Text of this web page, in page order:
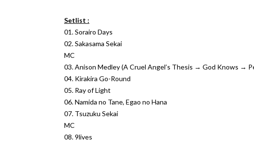
Setlist :
01. Sorairo Days
02. Sakasama Sekai
MC
03. Anison Medley (A Cruel Angel’s Thesis → God Knows →
04. Kirakira Go-Round
05. Ray of Light
06. Namida no Tane, Egao no Hana
07. Tsuzuku Sekai
MC
08. 9lives